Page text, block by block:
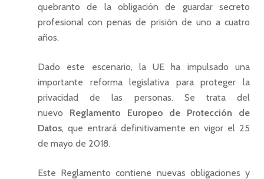
quebranto de la obligación de guardar secreto
profesional con penas de prisión de uno a cuatro
años.
Dado este escenario, la UE ha impulsado una
importante reforma legislativa para proteger la
privacidad de las personas. Se trata del
nuevo Reglamento Europeo de Protección de
Datos, que entrará definitivamente en vigor el 25
de mayo de 2018.
Este Reglamento contiene nuevas obligaciones y